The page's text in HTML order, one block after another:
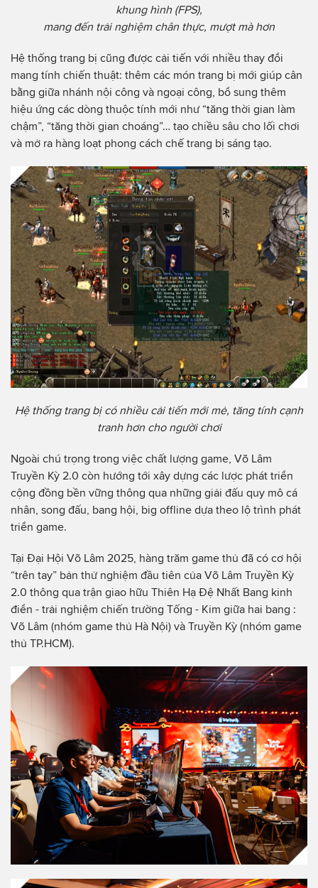
khung hình (FPS),
mang đến trải nghiệm chân thực, mượt mà hơn
Hệ thống trang bị cũng được cải tiến với nhiều thay đổi
mang tính chiến thuật: thêm các món trang bị mới giúp cân
bằng giữa nhánh nội công và ngoại công, bổ sung thêm
hiệu ứng các dòng thuộc tính mới như “tăng thời gian làm
chậm”, “tăng thời gian choáng”… tạo chiều sâu cho lối chơi
và mở ra hàng loạt phong cách chế trang bị sáng tạo.
Hệ thống trang bị có nhiều cải tiến mới mẻ, tăng tính cạnh
tranh hơn cho người chơi
Ngoài chú trọng trong việc chất lượng game, Võ Lâm
Truyền Kỳ 2.0 còn hướng tới xây dựng các lược phát triển
cộng đồng bền vững thông qua những giải đấu quy mô cá
nhân, song đấu, bang hội, big offline dựa theo lộ trình phát
triển game.
Tại Đại Hội Võ Lâm 2025, hàng trăm game thủ đã có cơ hội
“trên tay” bản thử nghiệm đầu tiên của Võ Lâm Truyền Kỳ
2.0 thông qua trận giao hữu Thiên Hạ Đệ Nhất Bang kinh
điển - trải nghiệm chiến trường Tống - Kim giữa hai bang :
Võ Lâm (nhóm game thủ Hà Nội) và Truyền Kỳ (nhóm game
thủ TP.HCM).